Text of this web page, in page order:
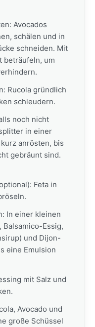
Avocados
schälen und in
schneiden. Mit
beträufeln, um
Rucola gründlich
schleudern.
noch nicht
in einer
anrösten, bis
gebräunt sind.
Feta in
In einer kleinen
Balsamico-Essig,
und Dijon-
eine Emulsion
mit Salz und
Avocado und
große Schüssel